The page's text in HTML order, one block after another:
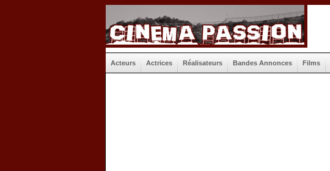
Acteurs Actrices Réalisateurs Bandes Annonces Films